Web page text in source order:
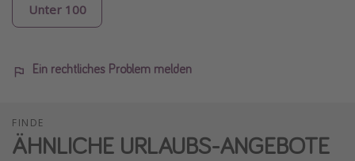
Unter 100
Ein rechtliches Problem melden
FINDE
ÄHNLICHE URLAUBS-ANGEBOTE